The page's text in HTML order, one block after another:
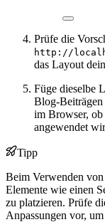
Prüfe die
http://
das Layout
Füge dieselbe
Blog-Beiträgen
im Browser, ob
angewendet
Tipp
Beim Verwenden
Elemente wie einen
zu platzieren. Prüfe
Anpassungen vor,